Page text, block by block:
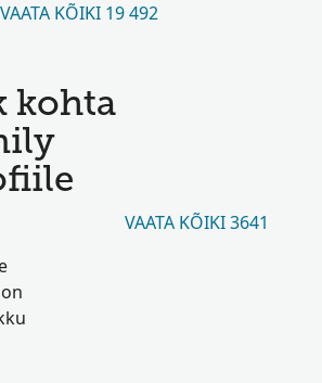
VAATA KÕIKI 19 492
kohta
VAATA KÕIKI 3641